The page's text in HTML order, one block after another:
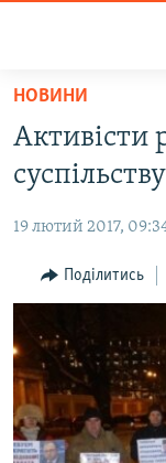
Перейти
основного
матеріалу
Перейти
до
навігації
Перейти
до
пошуку
ВІДЕО ТА ФОТО
ПОЛІТИКА
БЛОГИ
ІНТЕРВ'Ю
ВСЕ ЗА ДЕНЬ
СПЕЦПРОЕКТИ
НОВИНИ
Активісти
19 лютий 2017,
Поділитись